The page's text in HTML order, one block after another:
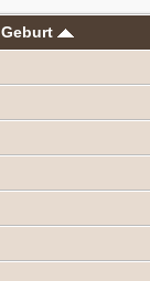
Geburt